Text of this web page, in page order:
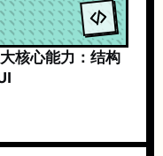
核心能力：结构